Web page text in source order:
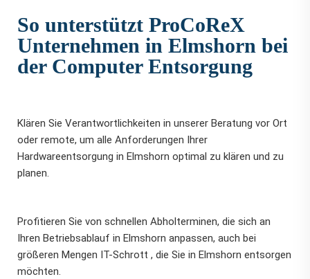
So unterstützt ProCoReX
Unternehmen in Elmshorn bei
der Computer Entsorgung
Klären Sie Verantwortlichkeiten in unserer Beratung vor Ort
oder remote, um alle Anforderungen Ihrer
Hardwareentsorgung in Elmshorn optimal zu klären und zu
planen.
Profitieren Sie von schnellen Abholterminen, die sich an
Ihren Betriebsablauf in Elmshorn anpassen, auch bei
größeren Mengen IT-Schrott , die Sie in Elmshorn entsorgen
möchten.